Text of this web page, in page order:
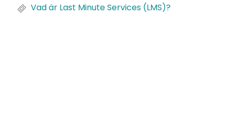
Vad är Last Minute Services (LMS)?